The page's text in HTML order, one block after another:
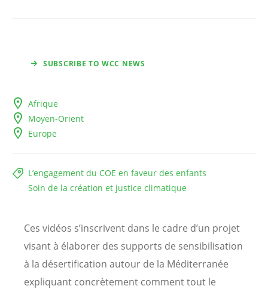
SUBSCRIBE TO WCC NEWS
Afrique
Moyen-Orient
Europe
L’engagement du COE en faveur des enfants
Soin de la création et justice climatique
Ces vidéos s’inscrivent dans le cadre d’un projet
visant à élaborer des supports de sensibilisation
à la désertification autour de la Méditerranée
expliquant concrètement comment tout le